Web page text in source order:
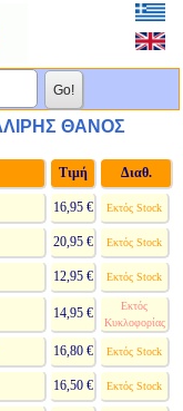
ΘΑΝΟΣ
Τιμή Διαθ.
16,95 € Εκτός Stock
20,95 € Εκτός Stock
12,95 € Εκτός Stock
14,95 €
Εκτός
Κυκλοφορίας
16,80 € Εκτός Stock
16,50 € Εκτός Stock